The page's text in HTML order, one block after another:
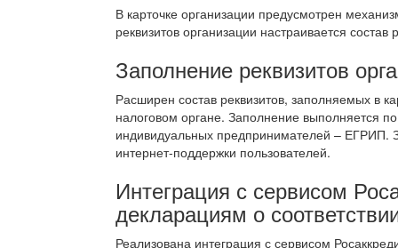
В карточке организации предусмотрен
реквизитов организации настраивается
Заполнение реквизитов
Расширен состав реквизитов, заполняемых в
налоговом органе. Заполнение
индивидуальных предпринимателей – ЕГРИП.
интернет-поддержки пользователей.
Интеграция с сервисом
декларациям о
Реализована интеграция с сервисом